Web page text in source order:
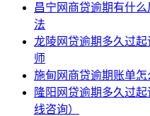
昌宁网商贷逾期有什
法
龙陵网贷逾期多久过
师
施甸网商贷逾期账单
隆阳网贷逾期多久过
线咨询）